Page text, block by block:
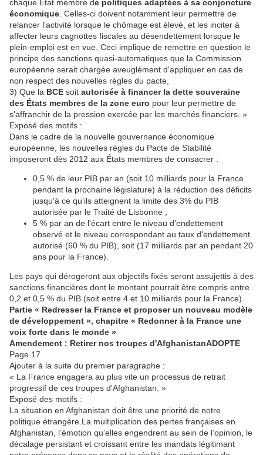
chaque État membre de politiques adaptées à sa conjoncture
économique . Celles-ci doivent notamment leur permettre de
relancer l'activité lorsque le chômage est élevé, et les inciter à
affecter leurs cagnottes fiscales au désendettement lorsque le
plein-emploi est en vue. Ceci implique de remettre en question le
principe des sanctions quasi-automatiques que la Commission
européenne serait chargée aveuglément d'appliquer en cas de
non respect des nouvelles règles du pacte,
3) Que la BCE soit autorisée à financer la dette souveraine
des États membres de la zone euro pour leur permettre de
s'affranchir de la pression exercée par les marchés financiers. »
Exposé des motifs :
Dans le cadre de la nouvelle gouvernance économique
européenne, les nouvelles règles du Pacte de Stabilité
imposeront dès 2012 aux États membres de consacrer :
0,5 % de leur PIB par an (soit 10 milliards pour la France
pendant la prochaine législature) à la réduction des déficits
jusqu'à ce quʼils atteignent la limite des 3% du PIB
autorisée par le Traité de Lisbonne ;
5 % par an de l'écart entre le niveau d'endettement
observé et le niveau correspondant au taux d'endettement
autorisé (60 % du PIB), soit (17 milliards par an pendant 20
ans pour la France).
Les pays qui dérogeront aux objectifs fixés seront assujettis à des
sanctions financières dont le montant pourrait être compris entre
0,2 et 0,5 % du PIB (soit entre 4 et 10 milliards pour la France).
Partie « Redresser la France et proposer un nouveau modèle
de développement », chapitre « Redonner à la France une
voix forte dans le monde »
Amendement : Retirer nos troupes d'AfghanistanADOPTE
Page 17
Ajouter à la suite du premier paragraphe :
« La France engagera au plus vite un processus de retrait
progressif de ces troupes d'Afghanistan. »
Exposé des motifs :
La situation en Afghanistan doit être une priorité de notre
politique étrangère.La multiplication des pertes françaises en
Afghanistan, l’émotion qu’elles engendrent au sein de l’opinion, le
décalage persistant et croissant entre les mandats légitimant